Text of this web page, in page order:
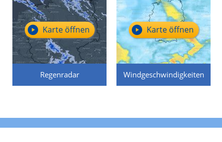
Regenradar
Karte öffnen
Windgeschwindigkeiten
Karte öffnen